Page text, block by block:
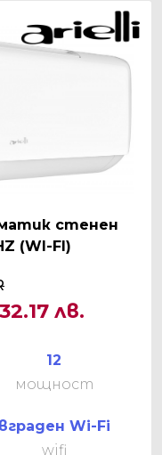
стенен
(WI-FI)
лв.
12
мощност
вграден Wi-Fi
wifi